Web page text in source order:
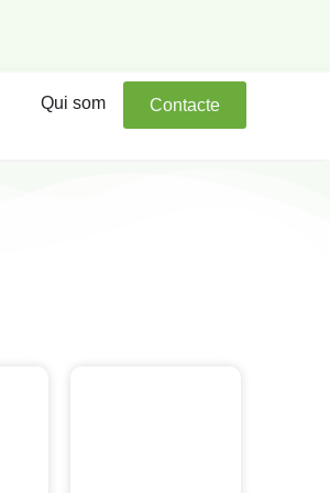
Qui som Contacte